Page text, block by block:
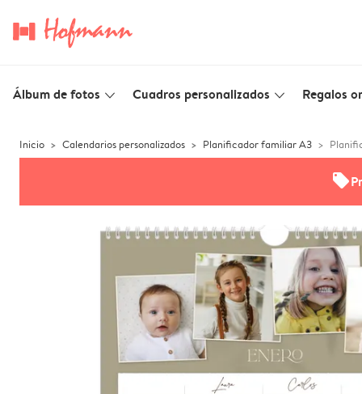
Álbum de fotos slim_arrow_down Cuadros personalizados slim_arrow_down Regalos
Inicio Calendarios personalizados Planificador familiar A3
offers